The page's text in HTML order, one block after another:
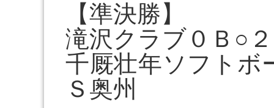
【準決勝】
滝沢クラブ０Ｂ○
千厩壮年ソフトボ
Ｓ奥州